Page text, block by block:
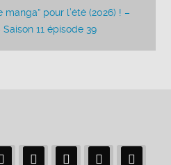
pour l’été (2026) ! –
11 épisode 39